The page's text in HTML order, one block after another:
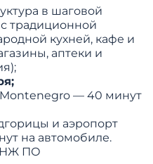
в шаговой
традиционной
кухней, кафе и
аптеки и
— 40 минут
и аэропорт
на автомобиле.
ПО